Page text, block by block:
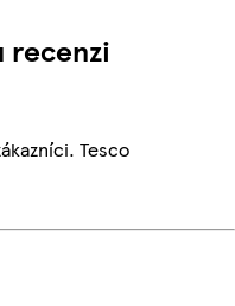
recenzi
Tesco